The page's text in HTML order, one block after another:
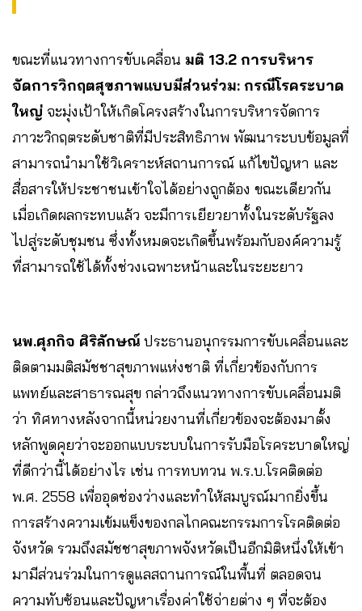
ขณะที่แนวทางการขับเคลื่อน มติ 13.2 การบริหาร
จัดการวิกฤตสุขภาพแบบมีส่วนร่วม: กรณีโรคระบาด
ใหญ่ จะมุ่งเป้าให้เกิดโครงสร้างในการบริหารจัดการ
ภาวะวิกฤตระดับชาติที่มีประสิทธิภาพ พัฒนาระบบข้อมูลที่
สามารถนำมาใช้วิเคราะห์สถานการณ์ แก้ไขปัญหา และ
สื่อสารให้ประชาชนเข้าใจได้อย่างถูกต้อง ขณะเดียวกัน
เมื่อเกิดผลกระทบแล้ว จะมีการเยียวยาทั้งในระดับรัฐลง
ไปสู่ระดับชุมชน ซึ่งทั้งหมดจะเกิดขึ้นพร้อมกับองค์ความรู้
ที่สามารถใช้ได้ทั้งช่วงเฉพาะหน้าและในระยะยาว
นพ.ศุภกิจ ศิริลักษณ์ ประธานอนุกรรมการขับเคลื่อนและ
ติดตามมติสมัชชาสุขภาพแห่งชาติ ที่เกี่ยวข้องกับการ
แพทย์และสาธารณสุข กล่าวถึงแนวทางการขับเคลื่อนมติ
ว่า ทิศทางหลังจากนี้หน่วยงานที่เกี่ยวข้องจะต้องมาตั้ง
หลักพูดคุยว่าจะออกแบบระบบในการรับมือโรคระบาดใหญ่
ที่ดีกว่านี้ได้อย่างไร เช่น การทบทวน พ.ร.บ.โรคติดต่อ
พ.ศ. 2558 เพื่ออุดช่องว่างและทำให้สมบูรณ์มากยิ่งขึ้น
การสร้างความเข้มแข็งของกลไกคณะกรรมการโรคติดต่อ
จังหวัด รวมถึงสมัชชาสุขภาพจังหวัดเป็นอีกมิติหนึ่งให้เข้า
มามีส่วนร่วมในการดูแลสถานการณ์ในพื้นที่ ตลอดจน
ความทับซ้อนและปัญหาเรื่องค่าใช้จ่ายต่าง ๆ ที่จะต้อง